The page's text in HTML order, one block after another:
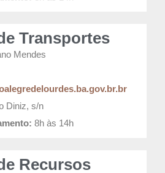
Transportes
Mendes
.br
Diniz, s/n
8h às 14h
Recursos